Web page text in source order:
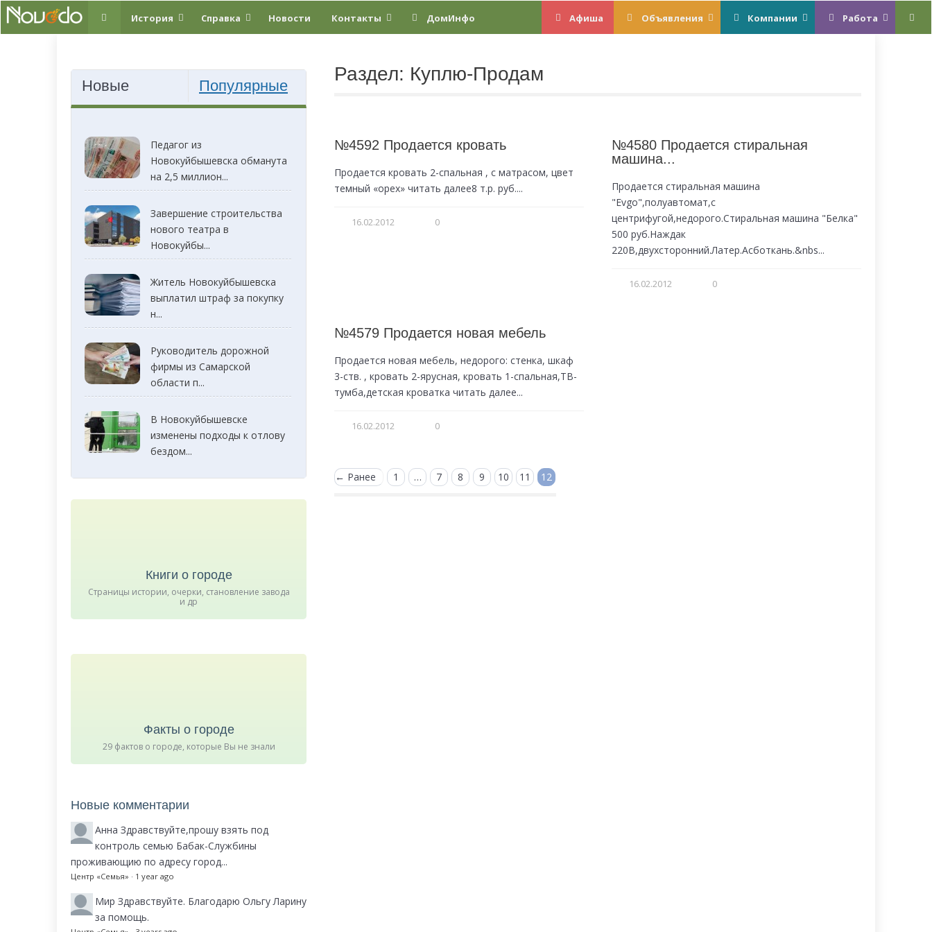
История Справка Новости Контакты Работа
Компании
Объявления
Афиша
ДомИнфо
Раздел: Куплю-Продам
№4592 Продается кровать
Продается кровать 2-спальная , с матрасом, цвет
темный «орех» читать далее8 т.р. руб....
16.02.2012 0
№4580 Продается стиральная
машина...
Продается стиральная машина
"Evgo",полуавтомат,с
центрифугой,недорого.Стиральная машина "Белка"
500 руб.Наждак
220В,двухсторонний.Латер.Асботкань.&nbs...
16.02.2012 0
№4579 Продается новая мебель
Продается новая мебель, недорого: стенка, шкаф
3-ств. , кровать 2-ярусная, кровать 1-спальная,ТВ-
тумба,детская кроватка читать далее...
16.02.2012 0
← Ранее 1 … 7 8 9 10 11 12
Новые Популярные
Педагог из
Новокуйбышевска обманута
на 2,5 миллион...
Завершение строительства
нового театра в
Новокуйбы...
Житель Новокуйбышевска
выплатил штраф за покупку
н...
Руководитель дорожной
фирмы из Самарской
области п...
В Новокуйбышевске
изменены подходы к отлову
бездом...
Книги о городе
Страницы истории, очерки, становление завода
и др
Факты о городе
29 фактов о городе, которые Вы не знали
Новые комментарии
Анна Здравствуйте,прошу взять под
контроль семью Бабак-Службины
проживающию по адресу город...
Центр «Семья» · 1 year ago
Мир Здравствуйте. Благодарю Ольгу Ларину
за помощь.